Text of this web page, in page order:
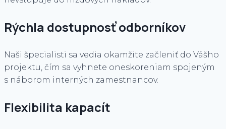
Rýchla dostupnosť odborníkov
Naši špecialisti sa vedia okamžite začleniť do Vášho
projektu, čím sa vyhnete oneskoreniam spojeným
s náborom interných zamestnancov.
Flexibilita kapacít